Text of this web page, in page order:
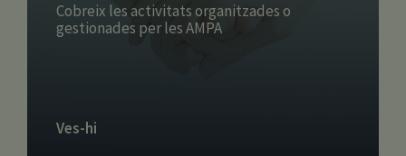
Cobreix les activitats organitzades o
gestionades per les AMPA
Ves-hi